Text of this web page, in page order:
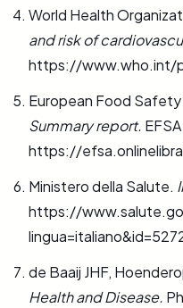
World Health
and risk of
https://www.who.int/
European Food
Summary report.
https://
Ministero della Salute.
https://
de Baaij JHF,
Health and Disease.